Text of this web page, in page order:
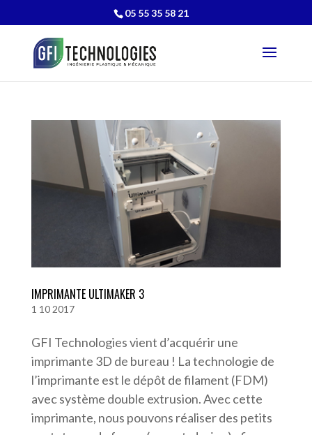
05 55 35 58 21
IMPRIMANTE ULTIMAKER 3
1 10 2017
GFI Technologies vient d’acquérir une
imprimante 3D de bureau ! La technologie de
l’imprimante est le dépôt de filament (FDM)
avec système double extrusion. Avec cette
imprimante, nous pouvons réaliser des petits